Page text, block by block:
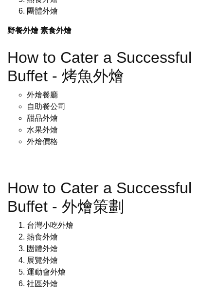
團體外燴
野餐外燴 素食外燴
How to Cater a Successful
Buffet - 烤魚外燴
外燴餐廳
自助餐公司
甜品外燴
水果外燴
外燴價格
How to Cater a Successful
Buffet - 外燴策劃
台灣小吃外燴
熱食外燴
團體外燴
展覽外燴
運動會外燴
社區外燴